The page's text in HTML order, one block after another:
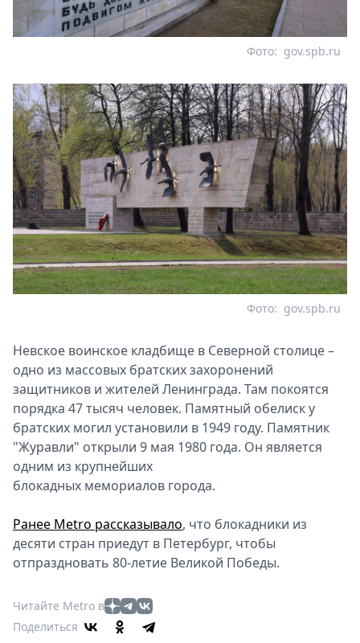
gov.spb.ru
Фото:
gov.spb.ru
Фото:
Невское воинское кладбище в Северной столице –
одно из массовых братских захоронений
защитников и жителей Ленинграда. Там покоятся
порядка 47 тысяч человек. Памятный обелиск у
братских могил установили в 1949 году. Памятник
"Журавли" открыли 9 мая 1980 года. Он является
одним из крупнейших
блокадных мемориалов города.
Ранее Metro рассказывало, что блокадники из
десяти стран приедут в Петербург, чтобы
отпраздновать 80-летие Великой Победы.
Читайте Metro в
Поделиться